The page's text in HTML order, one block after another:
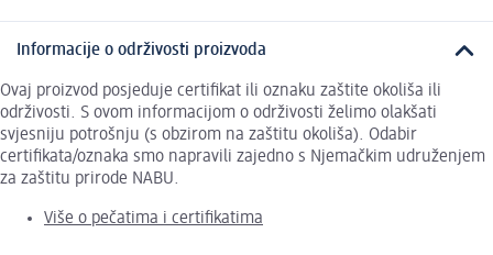
Informacije o održivosti proizvoda
Ovaj proizvod posjeduje certifikat ili oznaku zaštite okoliša ili
održivosti. S ovom informacijom o održivosti želimo olakšati
svjesniju potrošnju (s obzirom na zaštitu okoliša). Odabir
certifikata/oznaka smo napravili zajedno s Njemačkim udruženjem
za zaštitu prirode NABU.
Više o pečatima i certifikatima